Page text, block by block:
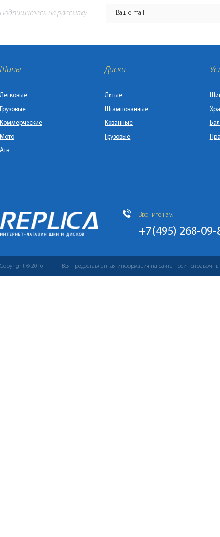
Подпишитесь на рассылку:
Шины
Легковые
Грузовые
Коммерческие
Мото
Атв
Диски
Литые
Штампованные
Кованные
Грузовые
Звоните нам
+7(495) 268-09-
Copyright © 2016 Вся предоставленная информация на сайте носит